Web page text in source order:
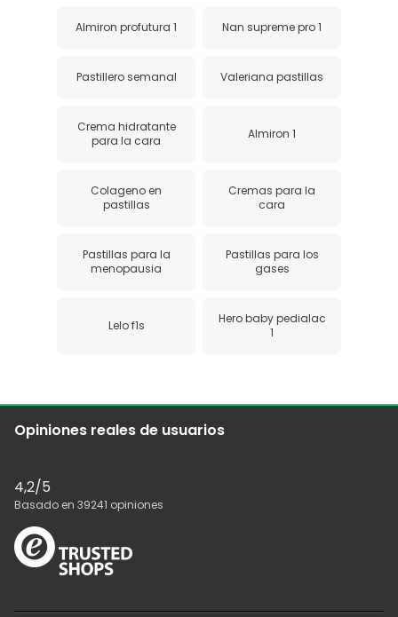
Almiron profutura 1 Nan supreme pro 1
Pastillero semanal Valeriana pastillas
Crema hidratante
para la cara
Almiron 1
Colageno en
pastillas
Cremas para la
cara
Pastillas para la
menopausia
Pastillas para los
gases
Lelo f1s
Hero baby pedialac
1
Opiniones reales de usuarios
4,2/5
Basado en 39241 opiniones